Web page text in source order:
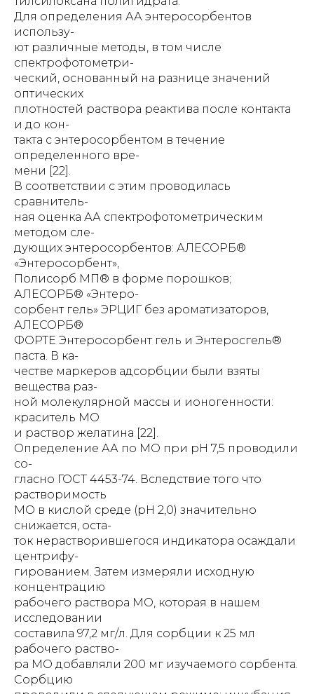
Для определения АА энтеросорбентов
использу-
ют различные методы, в том числе
спектрофотометри-
ческий, основанный на разнице значений
оптических
плотностей раствора реактива после контакта
и до кон-
такта с энтеросорбентом в течение
определенного вре-
мени [22].
В соответствии с этим проводилась
сравнитель-
ная оценка АА спектрофотометрическим
методом сле-
дующих энтеросорбентов: АЛЕСОРБ®
«Энтеросорбент»,
Полисорб МП® в форме порошков;
АЛЕСОРБ® «Энтеро-
сорбент гель» ЭРЦИГ без ароматизаторов,
АЛЕСОРБ®
ФОРТЕ Энтеросорбент гель и Энтеросгель®
паста. В ка-
честве маркеров адсорбции были взяты
вещества раз-
ной молекулярной массы и ионогенности:
краситель МО
и раствор желатина [22].
Определение АА по МО при рН 7,5 проводили
со-
гласно ГОСТ 4453-74. Вследствие того что
растворимость
МО в кислой среде (рН 2,0) значительно
снижается, оста-
ток нерастворившегося индикатора осаждали
центрифу-
гированием. Затем измеряли исходную
концентрацию
рабочего раствора МО, которая в нашем
исследовании
составила 97,2 мг/л. Для сорбции к 25 мл
рабочего раство-
ра МО добавляли 200 мг изучаемого сорбента.
Сорбцию